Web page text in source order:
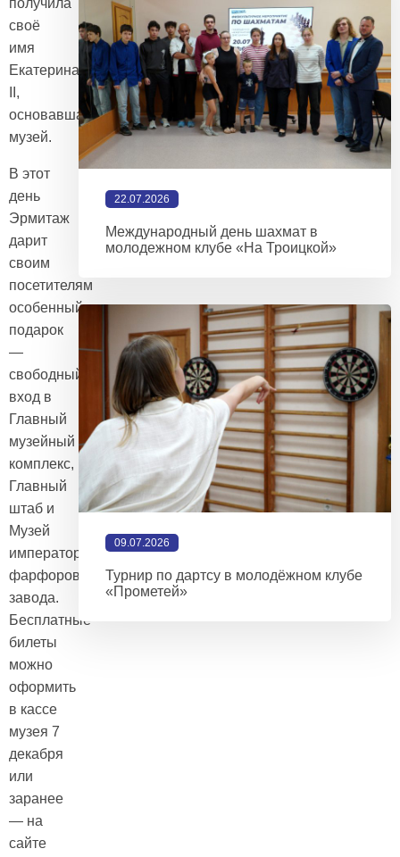
получила
своё
имя
Екатерина
II,
основавшая
музей.
В этот
день
Эрмитаж
дарит
своим
посетителям
особенный
подарок
—
свободный
вход в
Главный
музейный
комплекс,
Главный
штаб и
Музей
императорского
фарфорового
завода.
Бесплатные
билеты
можно
оформить
в кассе
музея 7
декабря
или
заранее
— на
сайте
22.07.2026
Международный день шахмат в
молодежном клубе «На Троицкой»
09.07.2026
Турнир по дартсу в молодёжном клубе
«Прометей»